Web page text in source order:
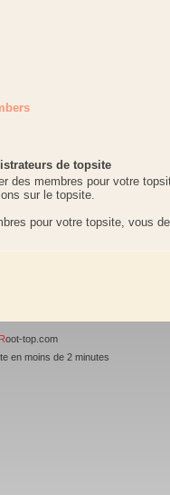
de topsite
des membres pour votre
sur le topsite.
pour votre topsite, vous
Root-top.com
en moins de 2 minutes